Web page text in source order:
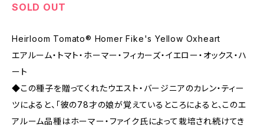
SOLD OUT
Heirloom Tomato® Homer Fike's Yellow Oxheart
エアルーム・トマト・ホーマー・フィカーズ・イエロー・オックス・ハ
ート
◆この種子を贈ってくれたウエスト・バージニアのカレン・ティー
ツによると、「彼の78才の娘が覚えているところによると、このエ
アルーム品種はホーマー・ファイク氏によって栽培され続けてき